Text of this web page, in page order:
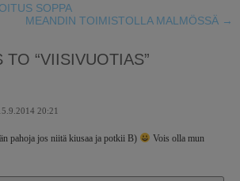
SOPPA
MEANDIN TOIMISTOLLA MALMÖSSÄ →
TO “VIISIVUOTIAS”
20:21
pahoja jos niitä kiusaa ja potkii B)
Vois olla mun